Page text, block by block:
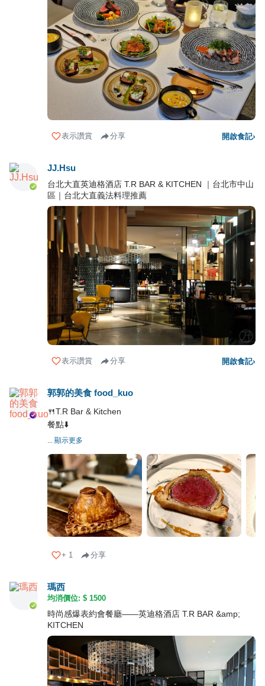
表示讚賞 分享 開啟食記›
JJ.Hsu
台北大直英迪格酒店 T.R BAR & KITCHEN ｜台北市中山
區｜台北大直義法料理推薦
表示讚賞 分享 開啟食記›
郭郭的美食 food_kuo
🍴T.R Bar & Kitchen
餐點⬇️
... 顯示更多
+ 1 分享
瑪西
均消價位: $ 1500
時尚感爆表約會餐廳——英迪格酒店 T.R BAR &amp;
KITCHEN